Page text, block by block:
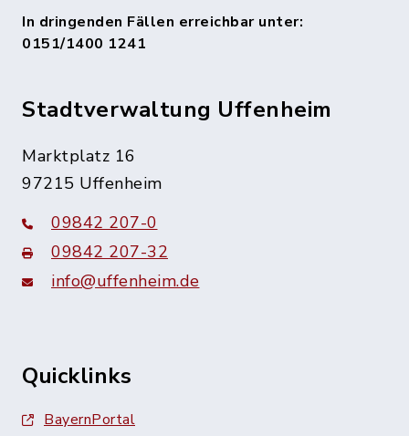
In dringenden Fällen erreichbar unter:
0151/1400 1241
Stadtverwaltung Uffenheim
Marktplatz 16
97215 Uffenheim
09842 207-0
09842 207-32
info@uffenheim.de
Quicklinks
BayernPortal